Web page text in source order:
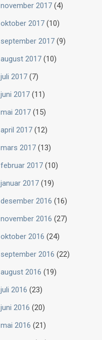
november 2017(4)
oktober 2017(10)
september 2017(9)
august 2017(10)
juli 2017(7)
juni 2017(11)
mai 2017(15)
april 2017(12)
mars 2017(13)
februar 2017(10)
januar 2017(19)
desember 2016 (16)
november 2016 (27)
oktober 2016 (24)
september 2016 (22)
august 2016 (19)
juli 2016 (23)
juni 2016 (20)
mai 2016 (21)